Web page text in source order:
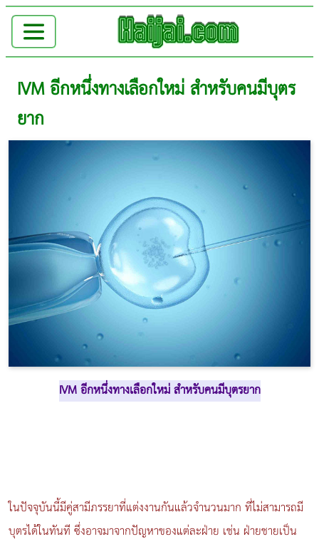
IVM อีกหนึ่งทางเลือกใหม่ สำหรับคนมีบุตร
ยาก
IVMอีกหนึ่งทางเลือกใหม่ สำหรับคนมีบุตรยาก
ในปัจจุบันนี้มีคู่สามีภรรยาที่แต่งงานกันแล้วจำนวนมาก ที่ไม่สามารถมี
บุตรได้ในทันที ซึ่งอาจมาจากปัญหาของแต่ละฝ่าย เช่น ฝ่ายชายเป็น